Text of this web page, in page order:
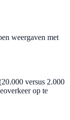
weergaven met
versus 2.000
op te